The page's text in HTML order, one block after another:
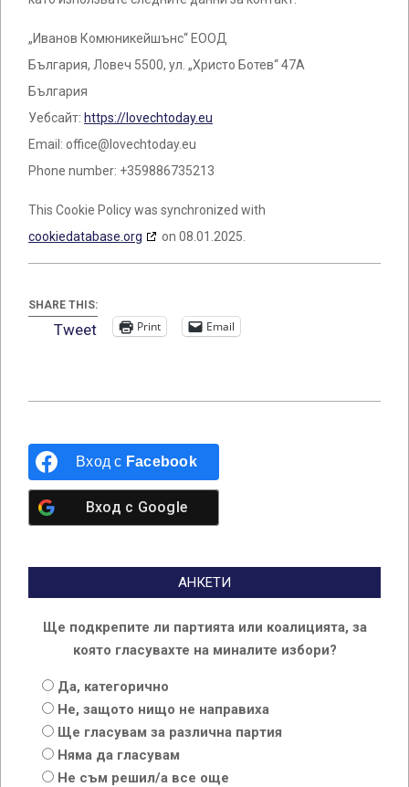
„Иванов Комюникейшънс“ ЕООД
България, Ловеч 5500, ул. „Христо Ботев“ 47А
България
Уебсайт: https://lovechtoday.eu
Email: office@ lovechtoday.eu
Phone number: +359886735213
This Cookie Policy was synchronized with
cookiedatabase.org
on 08.01.2025.
SHARE THIS:
Tweet Print Email
06
Вход с Facebook
Вход с Google
АНКЕТИ
Ще подкрепите ли партията или коалицията, за
която гласувахте на миналите избори?
Да, категорично
Не, защото нищо не направиха
Ще гласувам за различна партия
Няма да гласувам
Не съм решил/а все още